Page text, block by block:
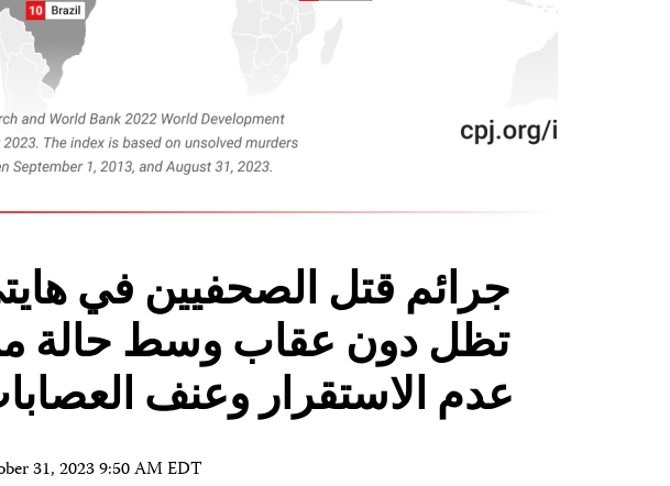
جرائم قتل الصحفيين في
تظل دون عقاب وسط حالة
عدم الاستقرار وعنف
31, 2023 9:50 AM EDT